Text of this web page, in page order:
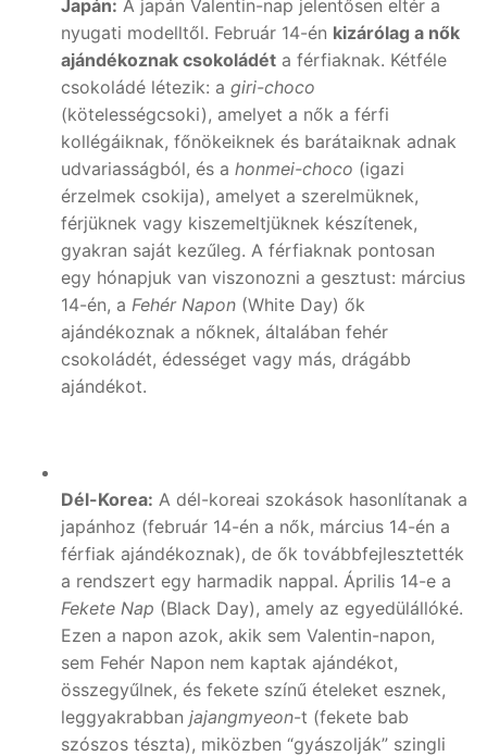
Japán: A japán Valentin-nap jelentősen eltér a
nyugati modelltől. Február 14-én kizárólag a nők
ajándékoznak csokoládét a férfiaknak. Kétféle
csokoládé létezik: a giri-choco
(kötelességcsoki), amelyet a nők a férfi
kollégáiknak, főnökeiknek és barátaiknak adnak
udvariasságból, és a honmei-choco (igazi
érzelmek csokija), amelyet a szerelmüknek,
férjüknek vagy kiszemeltjüknek készítenek,
gyakran saját kezűleg. A férfiaknak pontosan
egy hónapjuk van viszonozni a gesztust: március
14-én, a Fehér Napon (White Day) ők
ajándékoznak a nőknek, általában fehér
csokoládét, édességet vagy más, drágább
ajándékot.
Dél-Korea: A dél-koreai szokások hasonlítanak a
japánhoz (február 14-én a nők, március 14-én a
férfiak ajándékoznak), de ők továbbfejlesztették
a rendszert egy harmadik nappal. Április 14-e a
Fekete Nap (Black Day), amely az egyedülállóké.
Ezen a napon azok, akik sem Valentin-napon,
sem Fehér Napon nem kaptak ajándékot,
összegyűlnek, és fekete színű ételeket esznek,
leggyakrabban jajangmyeon-t (fekete bab
szószos tészta), miközben “gyászolják” szingli